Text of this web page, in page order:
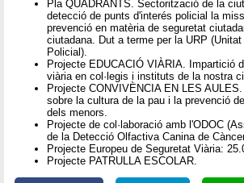
Pla QUADRANTS. Sectorització de la
detecció de punts d'interés policial la
prevenció en matèria de seguretat
ciutadana. Dut a terme per la URP
Policial).
Projecte EDUCACIÓ VIÀRIA. Impartició
viària en col·legis i instituts de la nostra
Projecte CONVIVÈNCIA EN LES
sobre la cultura de la pau i la prevenció
dels menors.
Projecte de col·laboració amb l'ODOC
de la Detecció Olfactiva Canina de
Projecte Europeu de Seguretat Viària:
Projecte PATRULLA ESCOLAR.